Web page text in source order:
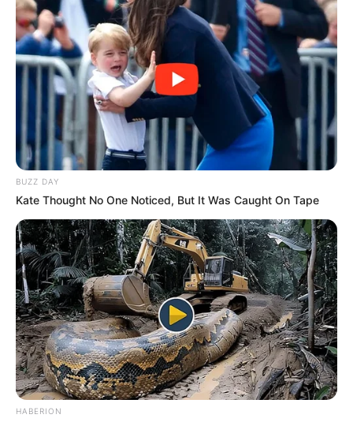
BUZZ DAY
Kate Thought No One Noticed, But It Was Caught On Tape
HABERION